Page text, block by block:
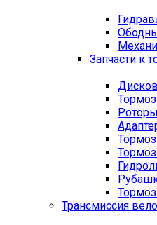
Запчасти к
Трансмиссия